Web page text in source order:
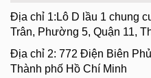
Địa chỉ 1:Lô D lầu 1 chung
Trân, Phường 5, Quận 11,
Địa chỉ 2: 772 Điện Biên
Thành phố Hồ Chí Minh